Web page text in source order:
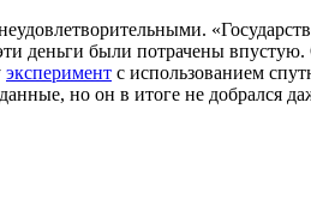
деньги были потрачены
эксперимент с использованием
но он в итоге не добрался